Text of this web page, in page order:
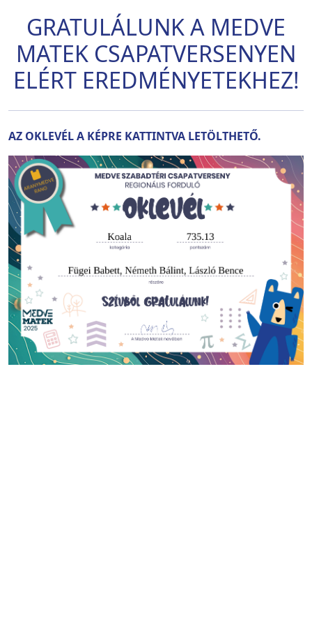
GRATULÁLUNK A MEDVE
MATEK CSAPATVERSENYEN
ELÉRT EREDMÉNYETEKHEZ!
AZ OKLEVÉL A KÉPRE KATTINTVA LETÖLTHETŐ.